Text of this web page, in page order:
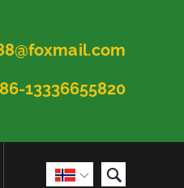
13336655820
 